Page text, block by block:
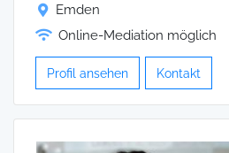
Emden
Online-Mediation möglich
Profil ansehen Kontakt